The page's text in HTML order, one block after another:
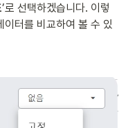
’로 선택하겠습니다. 이렇
터를 비교하여 볼 수 있